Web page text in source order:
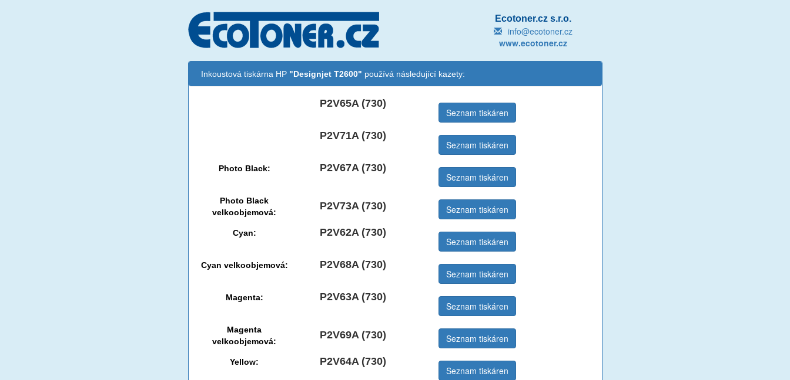
Ecotoner.cz s.r.o.
info@ecotoner.cz
www.ecotoner.cz
Inkoustová tiskárna HP "Designjet T2600" používá následující kazety:
P2V65A (730)
Seznam tiskáren
P2V71A (730)
Seznam tiskáren
Photo Black:
P2V67A (730)
Seznam tiskáren
Photo Black
velkoobjemová:
P2V73A (730) Seznam tiskáren
Cyan:
P2V62A (730)
Seznam tiskáren
Cyan velkoobjemová:
P2V68A (730)
Seznam tiskáren
Magenta:
P2V63A (730)
Seznam tiskáren
Magenta
velkoobjemová:
P2V69A (730) Seznam tiskáren
Yellow:
P2V64A (730)
Seznam tiskáren